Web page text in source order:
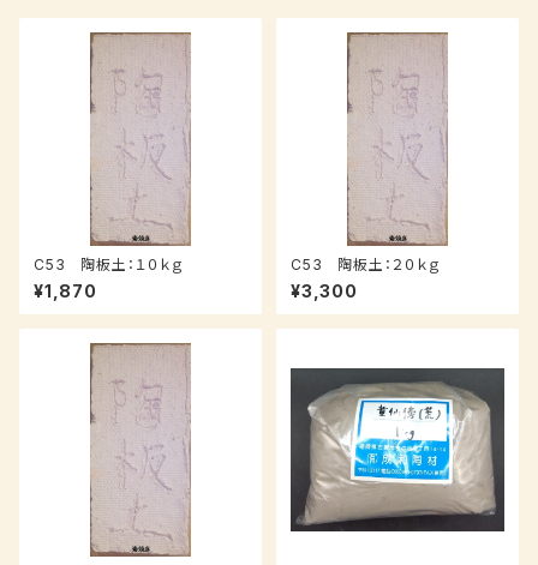
C53 陶板土：１０ｋｇ
¥1,870
C53 陶板土：２０ｋｇ
¥3,300